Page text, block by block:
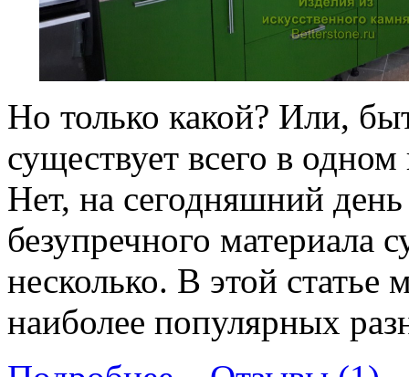
Но только какой? Или,
существует всего в одном
Нет, на сегодняшний день
безупречного материала
несколько. В этой статье
наиболее популярных